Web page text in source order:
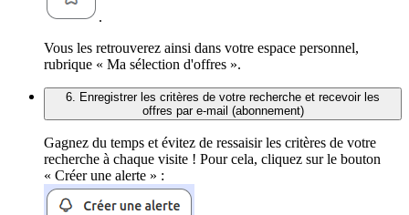
.
Vous les retrouverez ainsi dans votre espace personnel,
rubrique « Ma sélection d'offres ».
6. Enregistrer les critères de votre recherche et recevoir les
offres par e-mail (abonnement)
Gagnez du temps et évitez de ressaisir les critères de votre
recherche à chaque visite ! Pour cela, cliquez sur le bouton
« Créer une alerte » :